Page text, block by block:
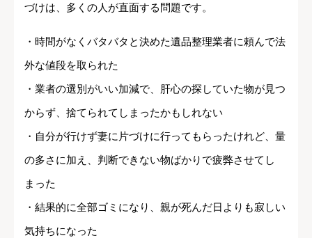
づけは、多くの人が直面する問題です。
・時間がなくバタバタと決めた遺品整理業者に頼んで法
外な値段を取られた
・業者の選別がいい加減で、肝心の探していた物が見つ
からず、捨てられてしまったかもしれない
・自分が行けず妻に片づけに行ってもらったけれど、量
の多さに加え、判断できない物ばかりで疲弊させてし
まった
・結果的に全部ゴミになり、親が死んだ日よりも寂しい
気持ちになった